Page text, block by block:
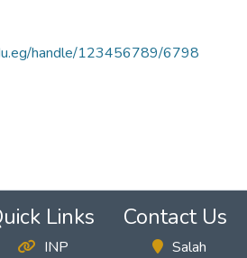
handle/123456789/6798
Links
INP
Contact Us
Salah